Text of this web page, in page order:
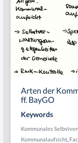
Arten der
ff. BayGO
Keywords
Kommunales
Kommunalaufsicht,